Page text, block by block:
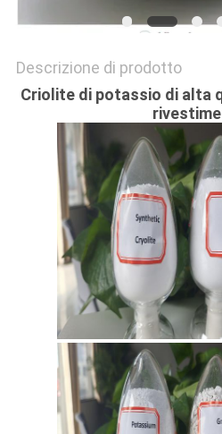
Descrizione di prodotto
Criolite di potassio di alta